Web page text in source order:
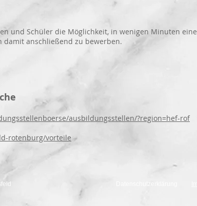
und Schüler die Möglichkeit, in wenigen Minuten eine
damit anschließend zu bewerben.
ausbildungsstellen/?region=hef-rof
rotenburg/vorteile
Schule Bad Hersfeld